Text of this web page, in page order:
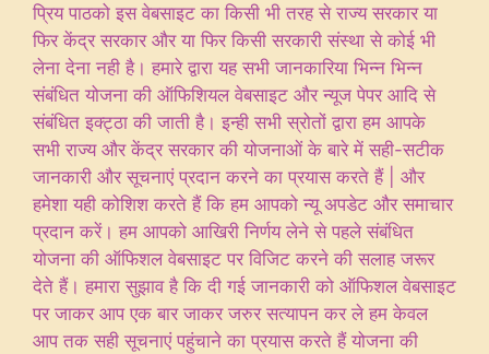
प्रिय पाठको इस वेबसाइट का किसी भी तरह से राज्य सरकार या
फिर केंद्र सरकार और या फिर किसी सरकारी संस्था से कोई भी
लेना देना नही है। हमारे द्वारा यह सभी जानकारिया भिन्न भिन्न
संबंधित योजना की ऑफिशियल वेबसाइट और न्यूज पेपर आदि से
संबंधित इक्ट्ठा की जाती है। इन्ही सभी स्रोतों द्वारा हम आपके
सभी राज्य और केंद्र सरकार की योजनाओं के बारे में सही-सटीक
जानकारी और सूचनाएं प्रदान करने का प्रयास करते हैं | और
हमेशा यही कोशिश करते हैं कि हम आपको न्यू अपडेट और समाचार
प्रदान करें। हम आपको आखिरी निर्णय लेने से पहले संबंधित
योजना की ऑफिशल वेबसाइट पर विजिट करने की सलाह जरूर
देते हैं। हमारा सुझाव है कि दी गई जानकारी को ऑफिशल वेबसाइट
पर जाकर आप एक बार जाकर जरुर सत्यापन कर ले हम केवल
आप तक सही सूचनाएं पहुंचाने का प्रयास करते हैं योजना की